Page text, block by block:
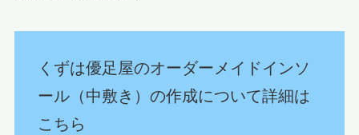
くずは優足屋のオーダーメイドインソ
ール（中敷き）の作成について詳細は
こちら